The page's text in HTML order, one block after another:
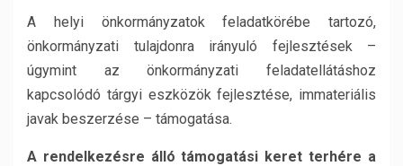
A helyi önkormányzatok feladatkörébe tartozó,
önkormányzati tulajdonra irányuló fejlesztések –
úgymint az önkormányzati feladatellátáshoz
kapcsolódó tárgyi eszközök fejlesztése, immateriális
javak beszerzése – támogatása.
A rendelkezésre álló támogatási keret terhére a